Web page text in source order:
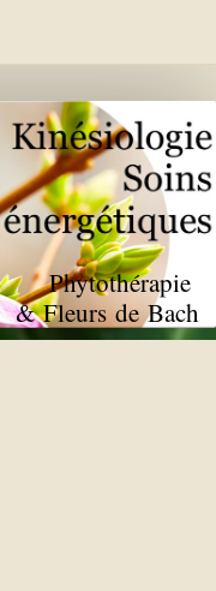
Phytothérapie
& Fleurs de Bach